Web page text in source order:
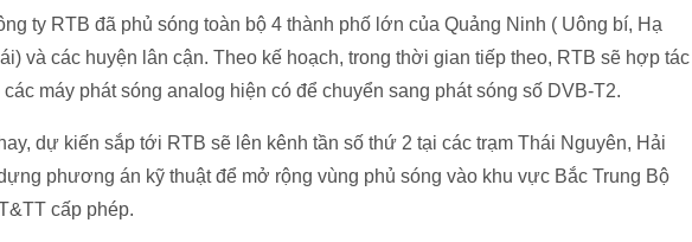
ty RTB đã phủ sóng toàn bộ 4 thành phố lớn của Quảng Ninh ( Uông bí, Hạ
và các huyện lân cận. Theo kế hoạch, trong thời gian tiếp theo, RTB sẽ hợp tác
máy phát sóng analog hiện có để chuyển sang phát sóng số DVB-T2.
dự kiến sắp tới RTB sẽ lên kênh tần số thứ 2 tại các trạm Thái Nguyên, Hải
phương án kỹ thuật để mở rộng vùng phủ sóng vào khu vực Bắc Trung Bộ
cấp phép.